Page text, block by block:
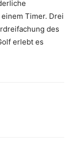
Timer. Drei
des
erlebt es